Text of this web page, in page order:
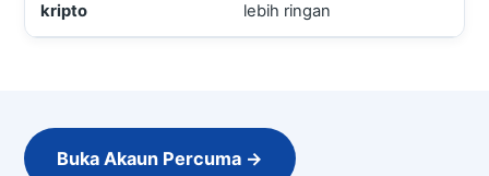
kripto
lebih ringan
Buka Akaun Percuma →